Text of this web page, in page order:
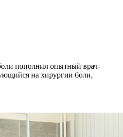
пополнил опытный врач-
на хирургии боли,